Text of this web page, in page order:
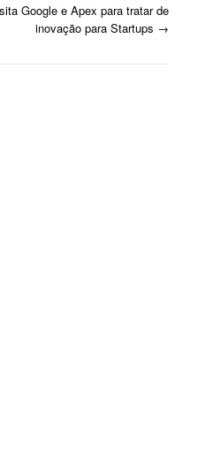
Google e Apex para tratar de
inovação para Startups →